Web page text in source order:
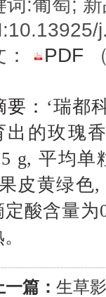
词:葡萄; 新
PDF
要 ： ‘瑞都
出的玫瑰
g, 平均
皮黄绿色,
定酸含量为
一篇： 生草